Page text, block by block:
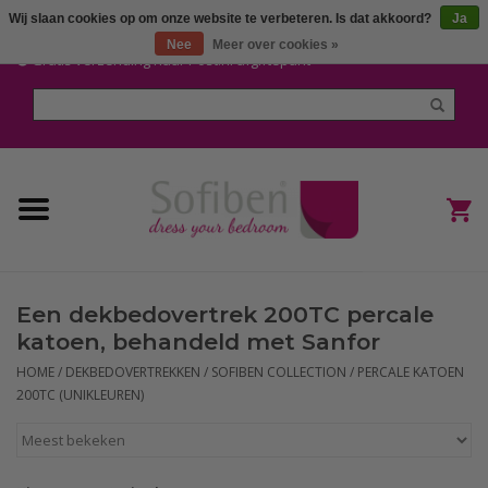
Gratis verzending naar Post.nl afgiftepunt
Mijn account / Registreren
Dekbedovertrekken
(Hoes) Laken en Lakensets
Sofiben Outlet
Sofiben BLOG
Een dekbedovertrek 200TC percale
katoen, behandeld met Sanfor
HOME/ DEKBEDOVERTREKKEN / SOFIBEN COLLECTION / PERCALE KATOEN
200TC (UNIKLEUREN)
Wij slaan cookies op om onze website te verbeteren. Is dat akkoord?
Ja
Nee
Meer over cookies »